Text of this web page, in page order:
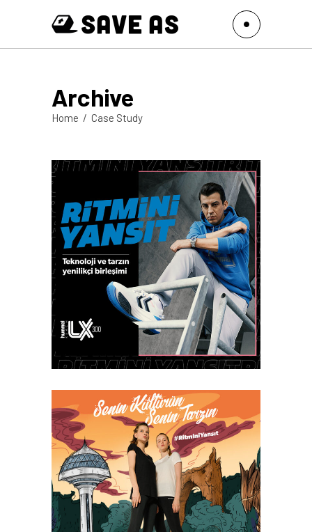
Archive
Home / Case Study
Case Study
Hummel – Ritmini
Yansıt
Case Study
Hummel – Senin
Kültürün, Senin
Tarzın!